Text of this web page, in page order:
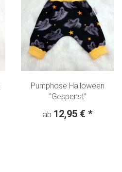
Pumphose Halloween
"Gespenst"
ab 12,95 € *